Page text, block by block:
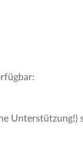
Unterstützung!)